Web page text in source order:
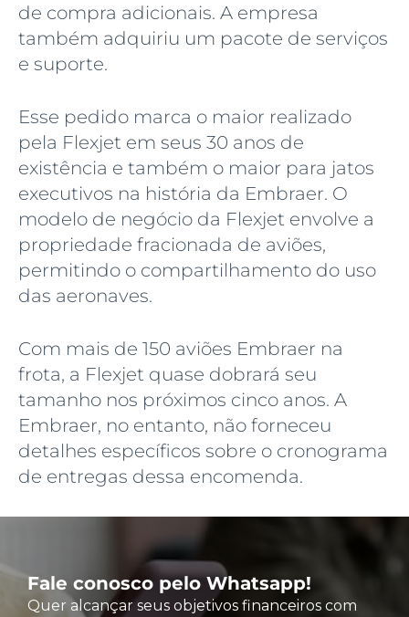
de compra adicionais. A empresa
também adquiriu um pacote de serviços
e suporte.
Esse pedido marca o maior realizado
pela Flexjet em seus 30 anos de
existência e também o maior para jatos
executivos na história da Embraer. O
modelo de negócio da Flexjet envolve a
propriedade fracionada de aviões,
permitindo o compartilhamento do uso
das aeronaves.
Com mais de 150 aviões Embraer na
frota, a Flexjet quase dobrará seu
tamanho nos próximos cinco anos. A
Embraer, no entanto, não forneceu
detalhes específicos sobre o cronograma
de entregas dessa encomenda.
Fale conosco pelo Whatsapp!
Quer alcançar seus objetivos financeiros com